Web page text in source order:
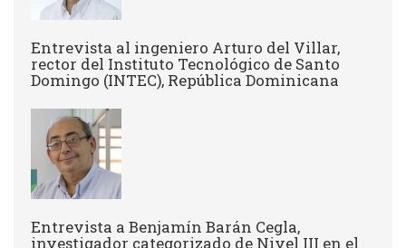
Entrevista al ingeniero Arturo del Villar,
rector del Instituto Tecnológico de Santo
Domingo (INTEC), República Dominicana
Entrevista a Benjamín Barán Cegla,
investigador categorizado de Nivel III en el